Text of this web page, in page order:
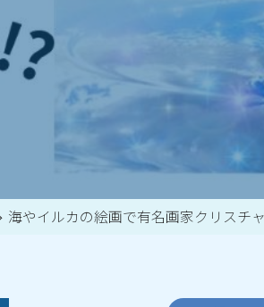
彫刻・ブロンズ買取
業者間オークション出品
海やイルカの絵画で有名画家クリスチ